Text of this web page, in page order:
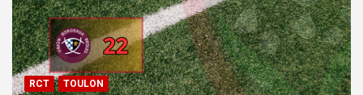
RCT TOULON